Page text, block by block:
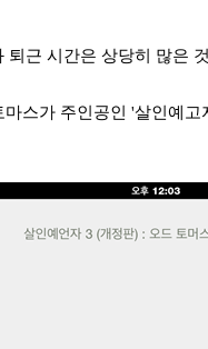
근 시간은 상당히 많은
스가 주인공인 '살인예